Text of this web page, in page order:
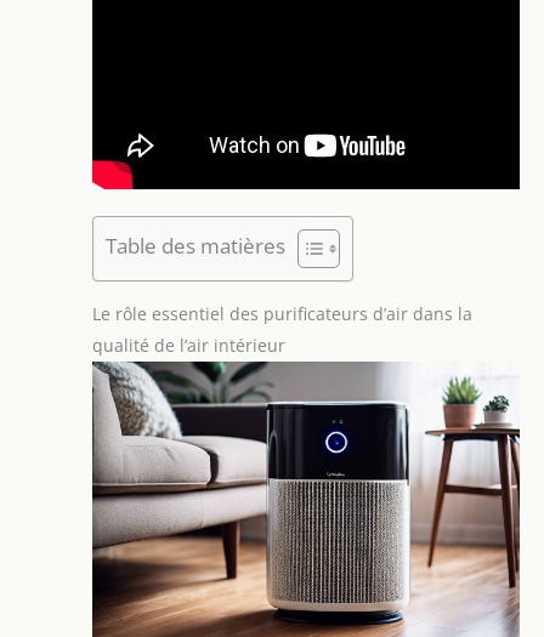
Table des matières
Le rôle essentiel des purificateurs d’air dans la
qualité de l’air intérieur